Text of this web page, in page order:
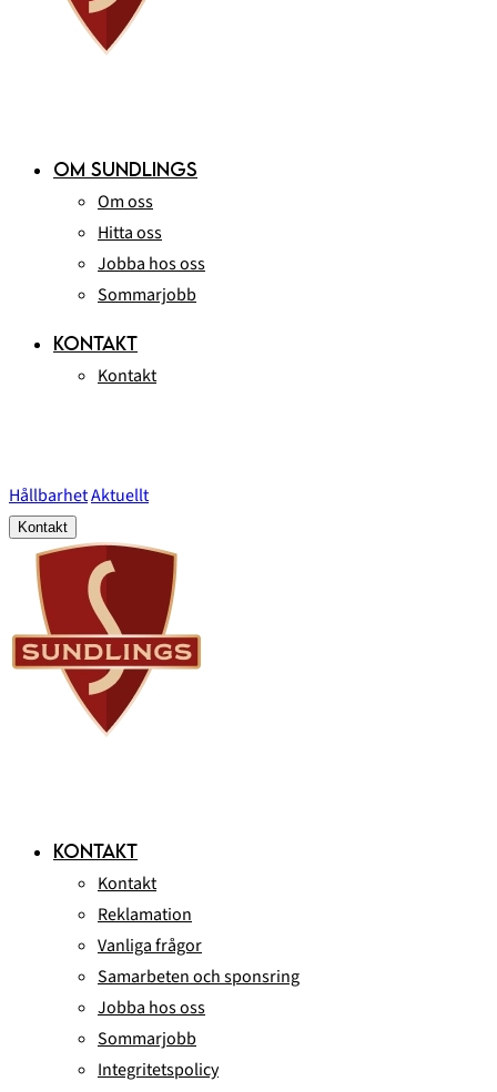
OM SUNDLINGS
Om oss
Hitta oss
Jobba hos oss
Sommarjobb
KONTAKT
Kontakt
HållbarhetAktuellt
Kontakt
KONTAKT
Kontakt
Reklamation
Vanliga frågor
Samarbeten och sponsring
Jobba hos oss
Sommarjobb
Integritetspolicy